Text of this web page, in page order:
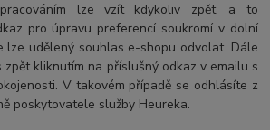
lze vzít kdykoliv zpět, a to
pro úpravu preferencí soukromí v dolní
lze udělený souhlas e-shopu odvolat. Dále
zpět kliknutím na příslušný odkaz v emailu s
V takovém případě se odhlásíte z
poskytovatele služby Heureka.